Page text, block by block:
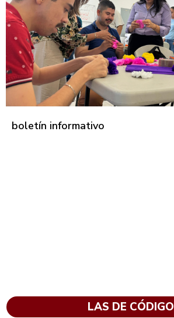
boletín informativo
LAS DE CÓDIGO